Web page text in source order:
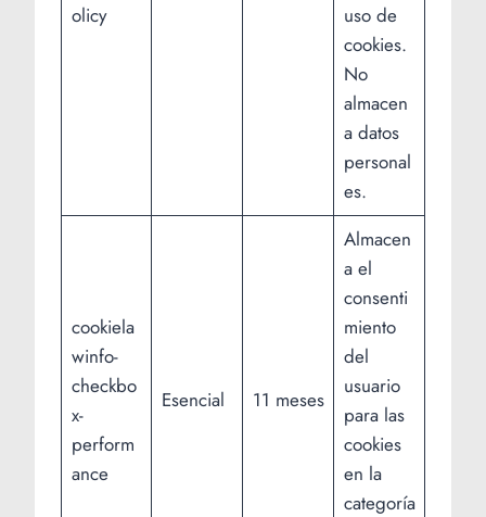
olicy
uso de
cookies.
No
almacen
a datos
personal
es.
cookiela
winfo-
checkbo
x-
perform
ance
Esencial 11 meses
Almacen
a el
consenti
miento
del
usuario
para las
cookies
en la
categoría